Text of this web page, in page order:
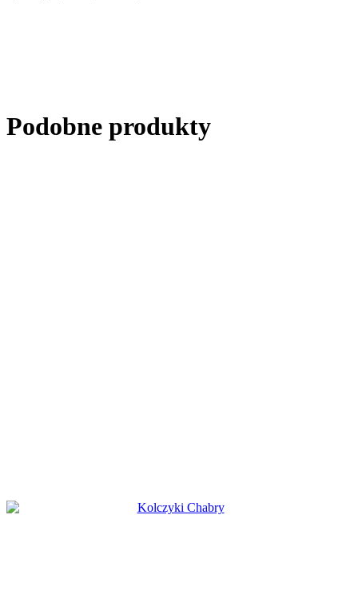
Podobne produkty